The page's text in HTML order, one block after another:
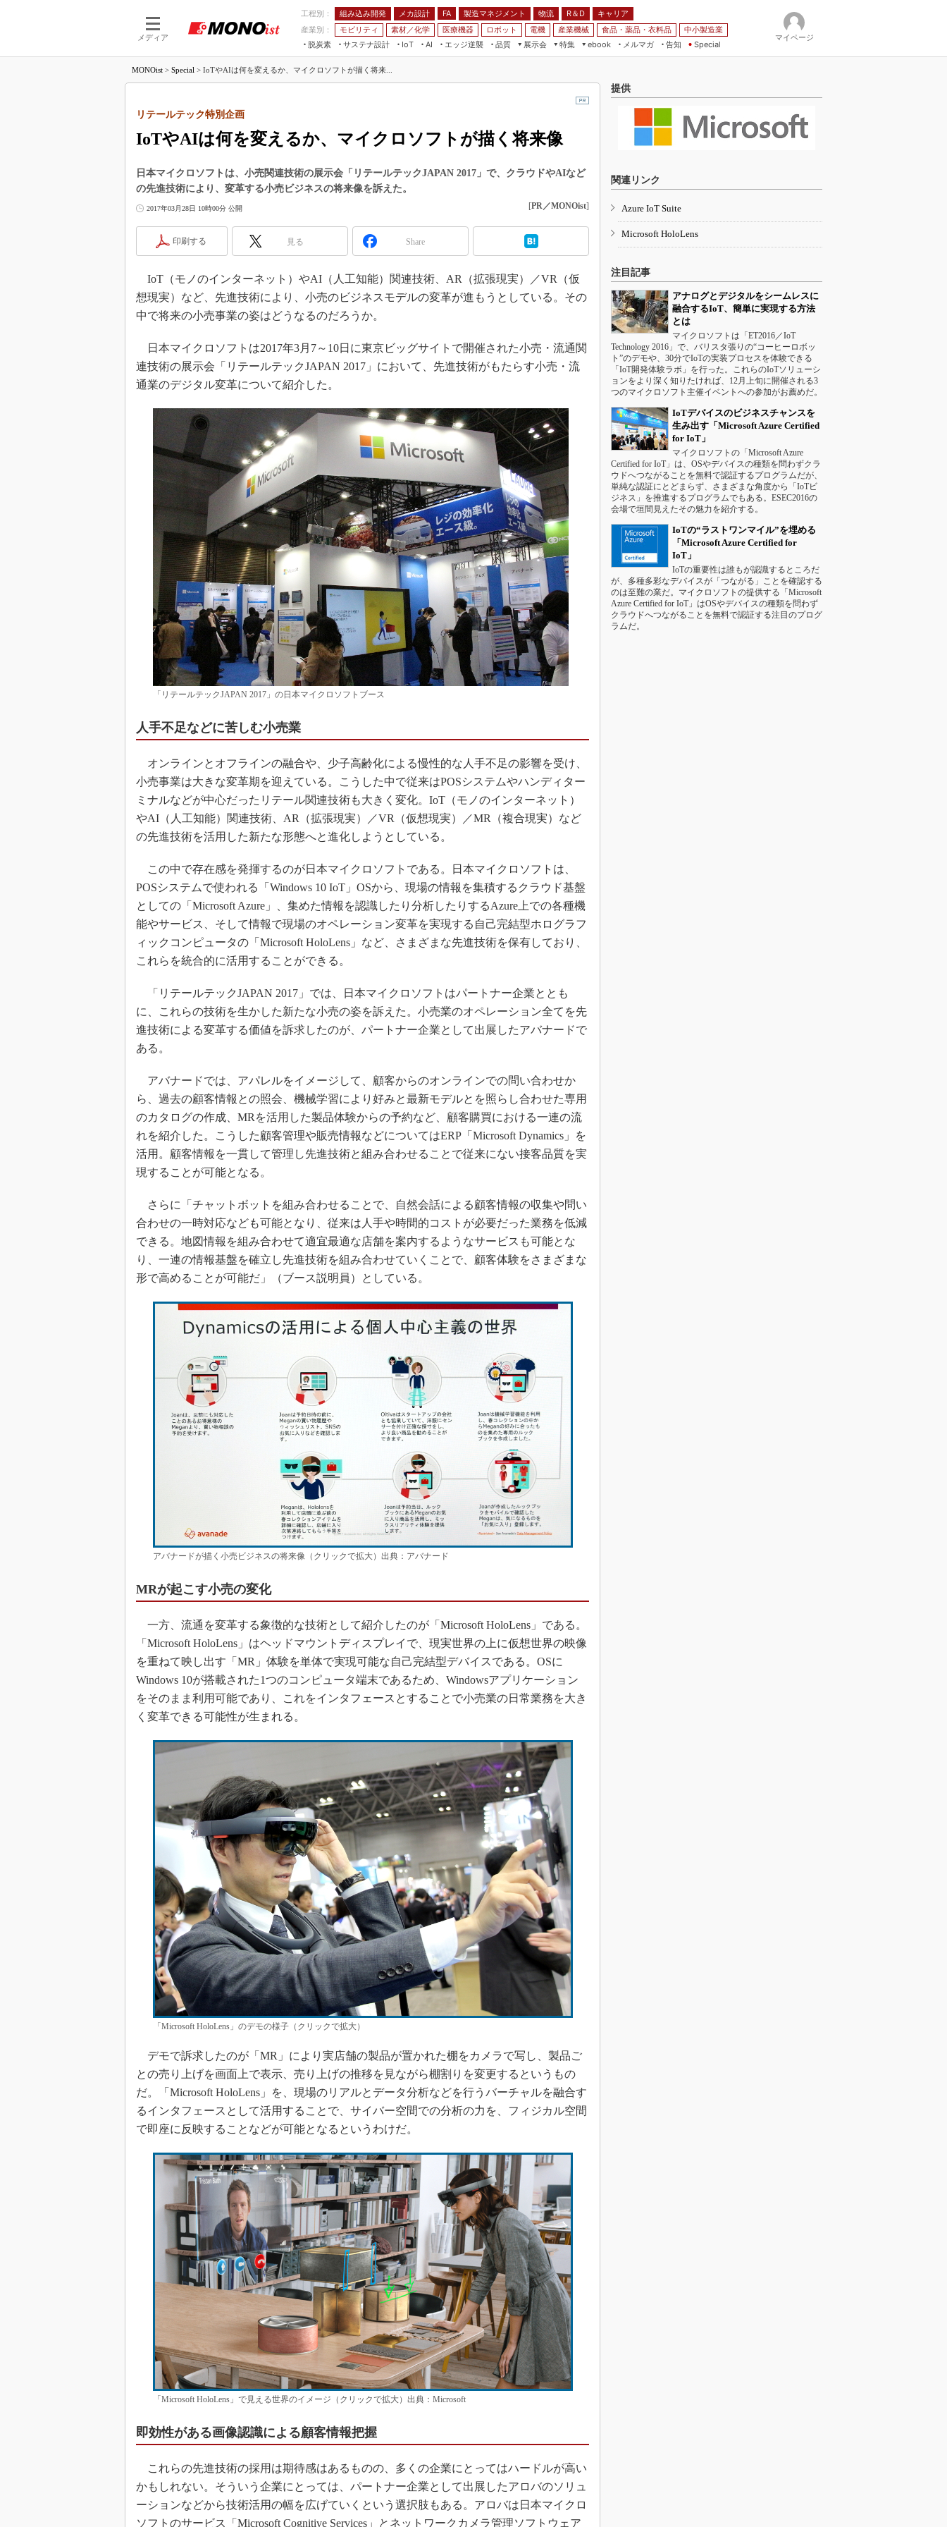
メディア
工程別： 組み込み開発 メカ設計 FA 製造マネジメント 物流 R＆D
キャリア
産業別：
モビリティ 素材／化学 医療機器 ロボット 電機 産業機械 食品・薬品・衣料品
中小製造業
脱炭素
サステナ設計
IoT
つながる工場
AI
AI×設備保全
エッジ逆襲 品質
展示会
JIMTOF
IIFES
ジャパンモビリティショー
スマート工場EXPO
日本ものづくりワールド
特集
つながるクルマ
フィールドサービス
FPGA
車載ソフト開発
ISO26262
無償設計ツール
デジタルツインとCAE
S＆OP
イノベーション
製造業ビッグデータ
メイドインジャパン
知財マネジメント
海外生産
グローバル設計・開発
制御セキュリティ
新型コロナへの対応
ebook
メカ設計
モビリティ
素材／化学
メルマガ
告知 Special
マイページ
MONOist > Special > IoTやAIは何を変えるか、マイクロソフトが描く将来...
IoTやAIは何を変えるか、マイクロソフトが描く将来像
リテールテック特別企画
日本マイクロソフトは、小売関連技術の展示会「リテールテックJAPAN 2017」で、クラウドやAIなど
の先進技術により、変革する小売ビジネスの将来像を訴えた。
2017年03月28日 10時00分 公開 [PR／MONOist]
印刷する 見る Share
IoT（モノのインターネット）やAI（人工知能）関連技術、AR（拡張現実）／VR（仮
想現実）など、先進技術により、小売のビジネスモデルの変革が進もうとしている。その
中で将来の小売事業の姿はどうなるのだろうか。
日本マイクロソフトは2017年3月7～10日に東京ビッグサイトで開催された小売・流通関
連技術の展示会「リテールテックJAPAN 2017」において、先進技術がもたらす小売・流
通業のデジタル変革について紹介した。
「リテールテックJAPAN 2017」の日本マイクロソフトブース
人手不足などに苦しむ小売業
オンラインとオフラインの融合や、少子高齢化による慢性的な人手不足の影響を受け、
小売事業は大きな変革期を迎えている。こうした中で従来はPOSシステムやハンディター
ミナルなどが中心だったリテール関連技術も大きく変化。IoT（モノのインターネット）
やAI（人工知能）関連技術、AR（拡張現実）／VR（仮想現実）／MR（複合現実）など
の先進技術を活用した新たな形態へと進化しようとしている。
この中で存在感を発揮するのが日本マイクロソフトである。日本マイクロソフトは、
POSシステムで使われる「Windows 10 IoT」OSから、現場の情報を集積するクラウド基盤
としての「Microsoft Azure」、集めた情報を認識したり分析したりするAzure上での各種機
能やサービス、そして情報で現場のオペレーション変革を実現する自己完結型ホログラフ
ィックコンピュータの「Microsoft HoloLens」など、さまざまな先進技術を保有しており、
これらを統合的に活用することができる。
「リテールテックJAPAN 2017」では、日本マイクロソフトはパートナー企業ととも
に、これらの技術を生かした新たな小売の姿を訴えた。小売業のオペレーション全てを先
進技術による変革する価値を訴求したのが、パートナー企業として出展したアバナードで
ある。
アバナードでは、アパレルをイメージして、顧客からのオンラインでの問い合わせか
ら、過去の顧客情報との照会、機械学習により好みと最新モデルとを照らし合わせた専用
のカタログの作成、MRを活用した製品体験からの予約など、顧客購買における一連の流
れを紹介した。こうした顧客管理や販売情報などについてはERP「Microsoft Dynamics」を
活用。顧客情報を一貫して管理し先進技術と組み合わせることで従来にない接客品質を実
現することが可能となる。
さらに「チャットボットを組み合わせることで、自然会話による顧客情報の収集や問い
合わせの一時対応なども可能となり、従来は人手や時間的コストが必要だった業務を低減
できる。地図情報を組み合わせて適宜最適な店舗を案内するようなサービスも可能とな
り、一連の情報基盤を確立し先進技術を組み合わせていくことで、顧客体験をさまざまな
形で高めることが可能だ」（ブース説明員）としている。
アバナードが描く小売ビジネスの将来像（クリックで拡大）出典：アバナード
MRが起こす小売の変化
一方、流通を変革する象徴的な技術として紹介したのが「Microsoft HoloLens」である。
「Microsoft HoloLens」はヘッドマウントディスプレイで、現実世界の上に仮想世界の映像
を重ねて映し出す「MR」体験を単体で実現可能な自己完結型デバイスである。OSに
Windows 10が搭載された1つのコンピュータ端末であるため、Windowsアプリケーション
をそのまま利用可能であり、これをインタフェースとすることで小売業の日常業務を大き
く変革できる可能性が生まれる。
「Microsoft HoloLens」のデモの様子（クリックで拡大）
デモで訴求したのが「MR」により実店舗の製品が置かれた棚をカメラで写し、製品ご
との売り上げを画面上で表示、売り上げの推移を見ながら棚割りを変更するというもの
だ。「Microsoft HoloLens」を、現場のリアルとデータ分析などを行うバーチャルを融合す
るインタフェースとして活用することで、サイバー空間での分析の力を、フィジカル空間
で即座に反映することなどが可能となるというわけだ。
「Microsoft HoloLens」で見える世界のイメージ（クリックで拡大）出典：Microsoft
即効性がある画像認識による顧客情報把握
これらの先進技術の採用は期待感はあるものの、多くの企業にとってはハードルが高い
かもしれない。そういう企業にとっては、パートナー企業として出展したアロバのソリュ
ーションなどから技術活用の幅を広げていくという選択肢もある。アロバは日本マイクロ
ソフトのサービス「Microsoft Cognitive Services」とネットワークカメラ管理ソフトウェア
提供
関連リンク
Azure IoT Suite
Microsoft HoloLens
注目記事
アナログとデジタルをシームレスに
融合するIoT、簡単に実現する方法
とは
マイクロソフトは「ET2016／IoT
Technology 2016」で、バリスタ張りの“コーヒーロボッ
ト”のデモや、30分でIoTの実装プロセスを体験できる
「IoT開発体験ラボ」を行った。これらのIoTソリューシ
ョンをより深く知りたければ、12月上旬に開催される3
つのマイクロソフト主催イベントへの参加がお薦めだ。
IoTデバイスのビジネスチャンスを
生み出す「Microsoft Azure Certified
for IoT」
マイクロソフトの「Microsoft Azure
Certified for IoT」は、OSやデバイスの種類を問わずクラ
ウドへつながることを無料で認証するプログラムだが、
単純な認証にとどまらず、さまざまな角度から「IoTビ
ジネス」を推進するプログラムでもある。ESEC2016の
会場で垣間見えたその魅力を紹介する。
IoTの“ラストワンマイル”を埋める
「Microsoft Azure Certified for
IoT」
IoTの重要性は誰もが認識するところだ
が、多種多彩なデバイスが「つながる」ことを確認する
のは至難の業だ。マイクロソフトの提供する「Microsoft
Azure Certified for IoT」はOSやデバイスの種類を問わず
クラウドへつながることを無料で認証する注目のプログ
ラムだ。